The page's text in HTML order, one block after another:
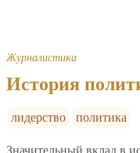
Журналистика
История
лидерство политика
Значительный вклад в